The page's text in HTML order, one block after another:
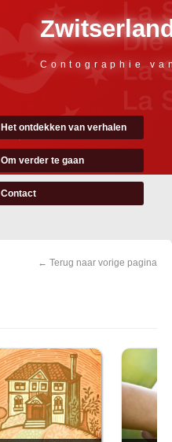
Contographie
Het ontdekken van verhalen
Om verder te gaan
Contact
← Terug naar vorige pagina